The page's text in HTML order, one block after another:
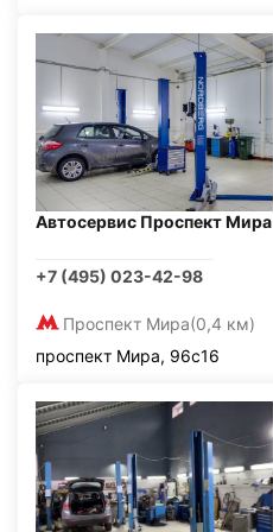
Автосервис Проспект Мира
+7 (495) 023-42-98
Проспект Мира(0,4 км)
проспект Мира, 96с16